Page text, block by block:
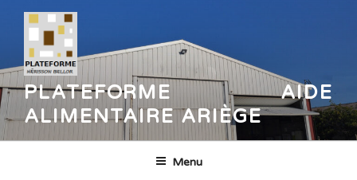
contenu
principal
PLATEFORME AIDE
ALIMENTAIRE ARIÈGE
Menu